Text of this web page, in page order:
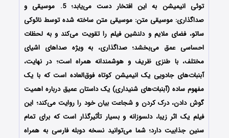
توئی انیمیشن به این افتخار دست می‌یابد؛ 5. موسیقی و
صداگذاری: موسیقی متن: موسیقی متن ساخته شده توسط نائوکی
ساتو، فضای ملایم و دلنشین فیلم را تقویت می‌کند و به لحظات
احساسی عمق می‌بخشد؛ صداگذاری، به ویژه صداهای اشیای
مختلف، با طنزی ظریف و هوشمندانه همراه است؛ در نهایت،
آبنبات‌های جادویی یک انیمیشن کوتاه فوق‌العاده است که با یک
مفهوم ساده (آبنبات‌های شنیداری) یک داستان عمیق درباره اهمیت
گوش دادن، درک کردن و شجاعت بیان خود را روایت می‌کند؛ این
فیلم یک اثر زیبا، دلسوزانه و بسیار تأثیرگذار است که برای تمام
سنین جذابیت دارد؛ شما می‌توانید نسخه دوبله فارسی به همراه